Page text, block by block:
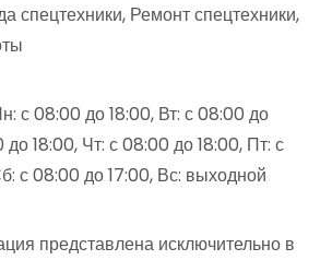
спецтехники, Ремонт спецтехники,
с 08:00 до 18:00, Вт: с 08:00 до
18:00, Чт: с 08:00 до 18:00, Пт: с
с 08:00 до 17:00, Вс: выходной
представлена исключительно в